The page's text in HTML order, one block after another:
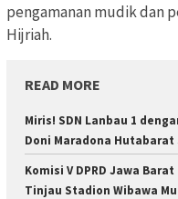
pengamanan mudik dan
Hijriah.
READ MORE
Miris! SDN Lanbau 1
Doni Maradona
Komisi V DPRD Jawa
Tinjau Stadion Wibawa